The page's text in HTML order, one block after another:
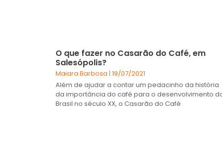
O que fazer no Casarão do Café, em
Salesópolis?
Maiara Barbosa 19/07/2021
Além de ajudar a contar um pedacinho da história
da importância do café para o desenvolvimento
Brasil no século XX, o Casarão do Café